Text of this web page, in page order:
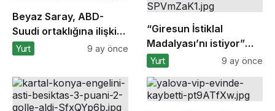
Beyaz Saray, ABD-
Suudi ortaklığına ilişkin
anlaşmaların
Yurt 9 ay önce
“Giresun İstiklal
Madalyası’nı istiyor”
kampanyasına
Yurt 9 ay önce